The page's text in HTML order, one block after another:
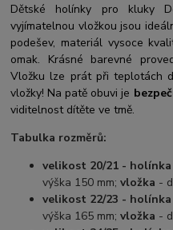
Dětské holínky pro kluky
vyjímatelnou vložkou jsou
podešev, materiál vysoce
omak. Krásné barevné
Vložku lze prát při teplotách
vložky! Na patě obuvi je
viditelnost dítěte ve tmě.
Tabulka rozměrů:
velikost 20/21 - holínka
výška 150 mm;vložka -
velikost 22/23 - holínka
výška 165 mm;vložka -